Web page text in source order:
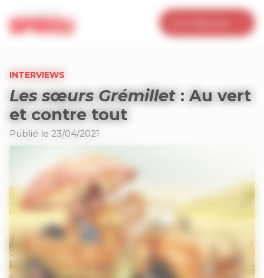
INTERVIEWS
Les sœurs Grémillet : Au vert
et contre tout
Publié le 23/04/2021